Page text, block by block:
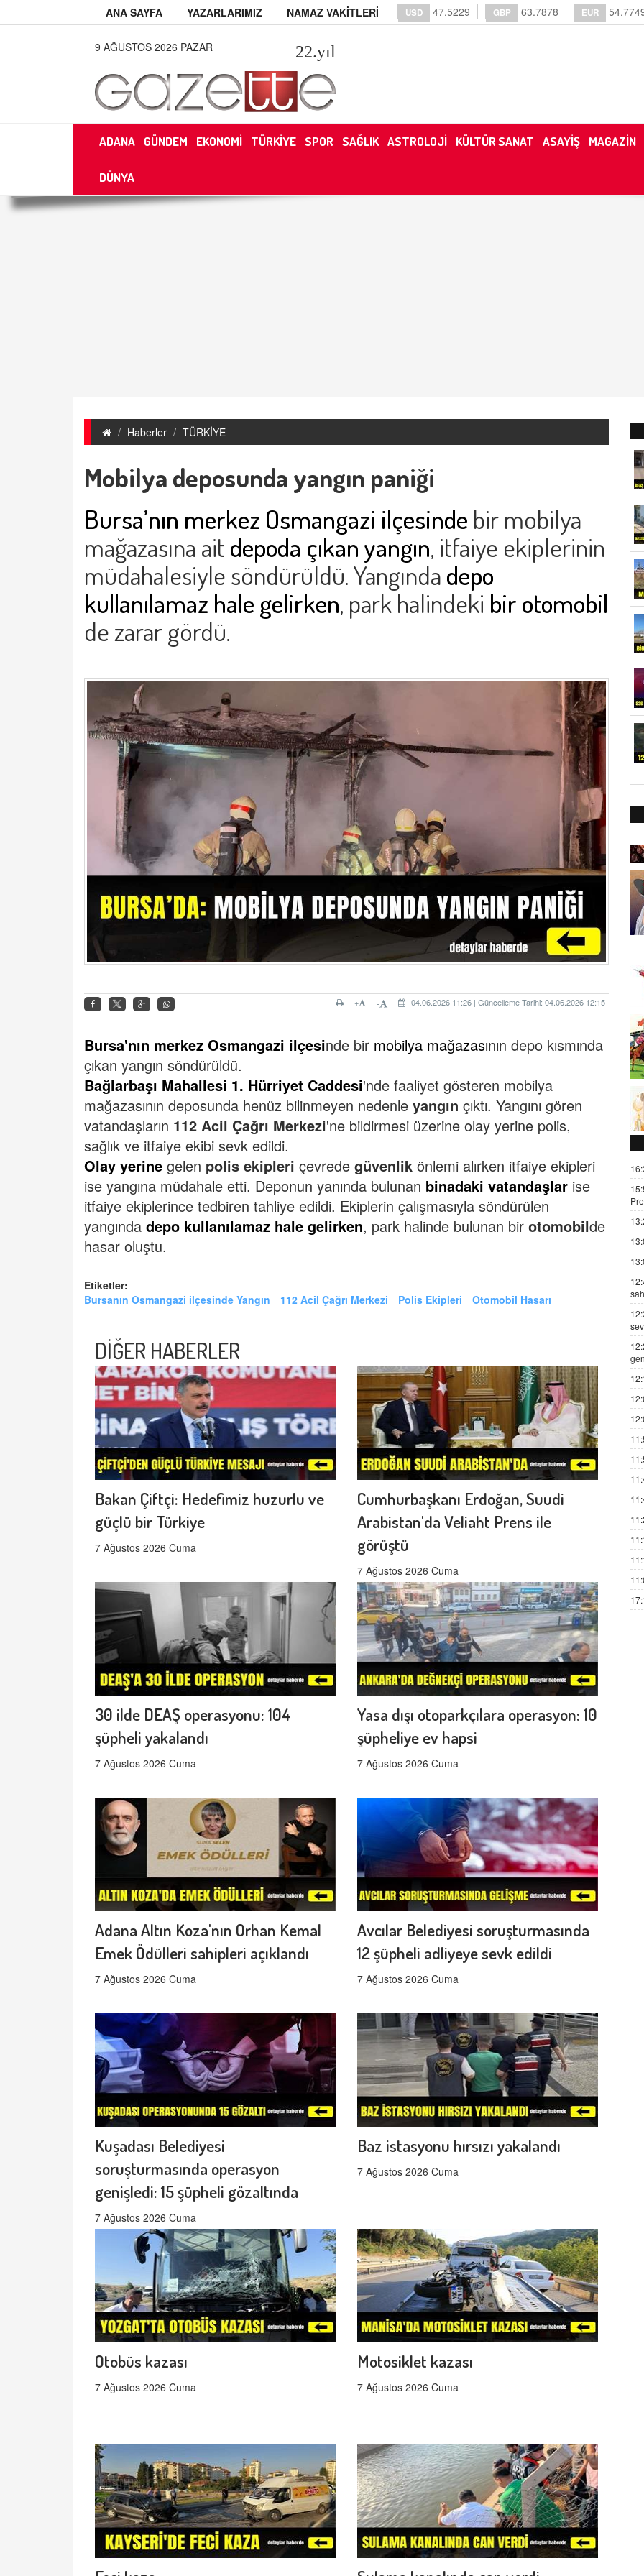
ANA SAYFA YAZARLARIMIZ NAMAZ VAKİTLERİ USD 47.5229 GBP 63.7878 EUR
9 AĞUSTOS 2026 PAZAR 22.yıl
ADANA GÜNDEM EKONOMİ TÜRKİYE SPOR SAĞLIK ASTROLOJİ KÜLTÜR SANAT ASAYİŞ MAGAZİN
DÜNYA
Haberler TÜRKİYE
Mobilya deposunda yangın paniği
Bursa’nın merkez Osmangazi ilçesinde bir mobilya
mağazasına aitdepoda çıkan yangın, itfaiye ekiplerinin
müdahalesiyle söndürüldü. Yangındadepo
kullanılamaz hale gelirken, park halindeki bir otomobil
de zarar gördü.
04.06.2026 11:26 | Güncelleme Tarihi: 04.06.2026 12:15
-
+
Bursa'nın merkez Osmangazi ilçesinde bir mobilya mağazasının depo kısmında
çıkan yangın söndürüldü.
Bağlarbaşı Mahallesi 1. Hürriyet Caddesi'nde faaliyet gösteren mobilya
mağazasının deposunda henüz bilinmeyen nedenle yangın çıktı. Yangını gören
vatandaşların 112 Acil Çağrı Merkezi'ne bildirmesi üzerine olay yerine polis,
sağlık ve itfaiye ekibi sevk edildi.
Olay yerine gelen polis ekipleri çevrede güvenlik önlemi alırken itfaiye ekipleri
ise yangına müdahale etti. Deponun yanında bulunan binadaki vatandaşlar ise
itfaiye ekiplerince tedbiren tahliye edildi. Ekiplerin çalışmasıyla söndürülen
yangında depo kullanılamaz hale gelirken, park halinde bulunan bir otomobilde
hasar oluştu.
Etiketler:
Bursanın Osmangazi ilçesinde Yangın
112 Acil Çağrı Merkezi Polis Ekipleri Otomobil Hasarı
DİĞER HABERLER
Bakan Çiftçi: Hedefimiz huzurlu ve
güçlü bir Türkiye
7 Ağustos 2026 Cuma
Cumhurbaşkanı Erdoğan, Suudi
Arabistan'da Veliaht Prens ile
görüştü
7 Ağustos 2026 Cuma
30 ilde DEAŞ operasyonu: 104
şüpheli yakalandı
7 Ağustos 2026 Cuma
Yasa dışı otoparkçılara operasyon: 10
şüpheliye ev hapsi
7 Ağustos 2026 Cuma
Adana Altın Koza'nın Orhan Kemal
Emek Ödülleri sahipleri açıklandı
7 Ağustos 2026 Cuma
Avcılar Belediyesi soruşturmasında
12 şüpheli adliyeye sevk edildi
7 Ağustos 2026 Cuma
Kuşadası Belediyesi
soruşturmasında operasyon
genişledi: 15 şüpheli gözaltında
7 Ağustos 2026 Cuma
Baz istasyonu hırsızı yakalandı
7 Ağustos 2026 Cuma
Otobüs kazası
7 Ağustos 2026 Cuma
Motosiklet kazası
7 Ağustos 2026 Cuma